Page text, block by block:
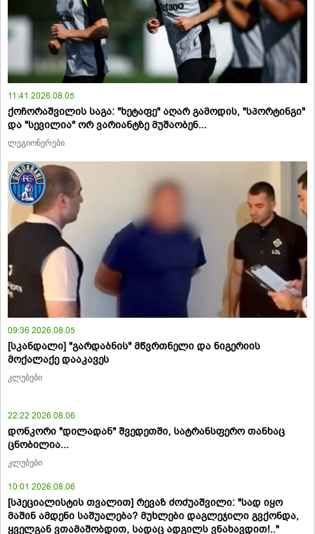
11:41 2026.08.05
ქოჩორაშვილის საგა: "ხეტაფე" აღარ გამოდის, "სპორტინგი"
და "სევილია" ორ ვარიანტზე მუშაობენ...
ლეგიონერები
09:36 2026.08.05
[სკანდალი] "გარდაბნის" მწვრთნელი და ნიგერიის
მოქალაქე დააკავეს
კლუბები
22:22 2026.08.06
დონკორი "დილადან" შვედეთში, სატრანსფერო თანხაც
ცნობილია...
კლუბები
10:01 2026.08.06
[სპეციალისტის თვალით] რევაზ ძოძუაშვილი: "სად იყო
მაშინ ამდენი საშუალება? მუხლები დაგლეჯილი გვქონდა,
ყველგან ვთამაშობდით, სადაც ადგილს ვნახავდით!.."